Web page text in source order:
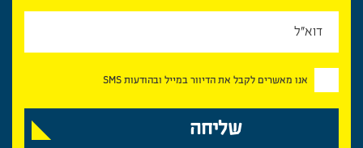
אנו מאשרים לקבל את הדיוור במייל ובהודעות SMS